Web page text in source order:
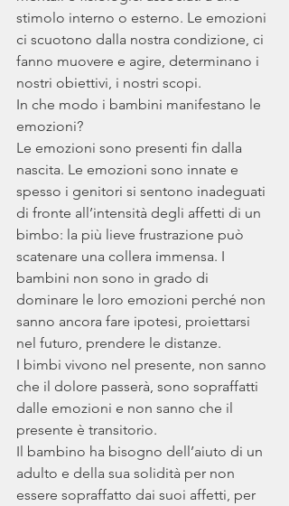
stimolo interno o esterno. Le emozioni
ci scuotono dalla nostra condizione, ci
fanno muovere e agire, determinano i
nostri obiettivi, i nostri scopi.
In che modo i bambini manifestano le
emozioni?
Le emozioni sono presenti fin dalla
nascita. Le emozioni sono innate e
spesso i genitori si sentono inadeguati
di fronte all’intensità degli affetti di un
bimbo: la più lieve frustrazione può
scatenare una collera immensa. I
bambini non sono in grado di
dominare le loro emozioni perché non
sanno ancora fare ipotesi, proiettarsi
nel futuro, prendere le distanze.
I bimbi vivono nel presente, non sanno
che il dolore passerà, sono sopraffatti
dalle emozioni e non sanno che il
presente è transitorio.
Il bambino ha bisogno dell’aiuto di un
adulto e della sua solidità per non
essere sopraffatto dai suoi affetti, per